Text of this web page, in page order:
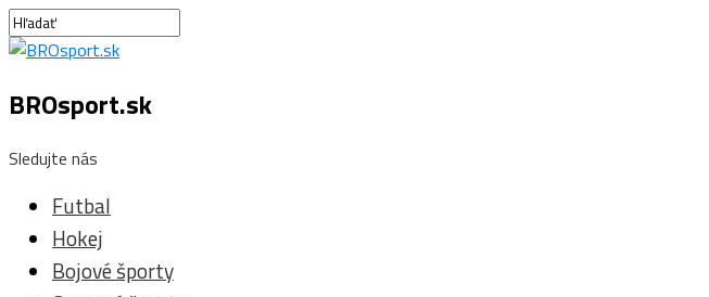
BROsport.sk
Sledujte nás
Futbal
Hokej
Bojové športy